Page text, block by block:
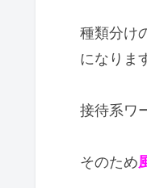
種類分け
になりま
接待系ワ
そのため